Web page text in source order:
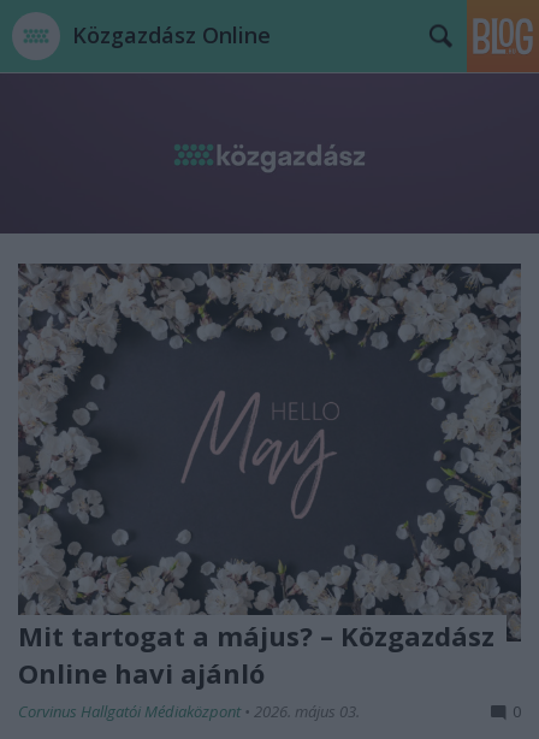
Közgazdász Online
Mit tartogat a május? – Közgazdász
Online havi ajánló
Corvinus Hallgatói Médiaközpont • 2026. május 03. 0